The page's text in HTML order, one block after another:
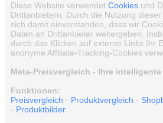
Diese Website verwendet Cookies und
Drittanbietern. Durch die Nutzung
sich damit einverstanden, dass wir
Daten an Drittanbieter weitergeben.
durch das Klicken auf externe Links Ihr
anonyme Affiliate-Tracking-Cookies
Meta-Preisvergleich - Ihre
Funktionen:
Preisvergleich - Produktvergleich -
- Produktbilder